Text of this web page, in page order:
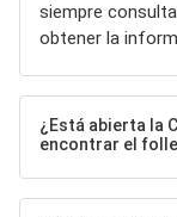
siempre
obtener la
¿Está abierta la
encontrar el